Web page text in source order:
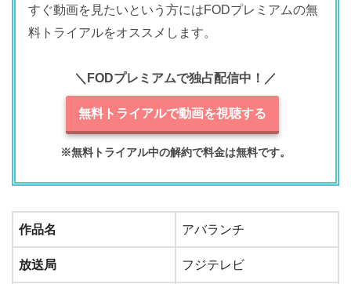
すぐ動画を見たいという方にはFODプレミアムの無
料トライアルをオススメします。
＼FODプレミアムで独占配信中！／
無料トライアルで動画を視聴する
※無料トライアル中の解約で料金は無料です。
作品名 アバランチ
放送局 フジテレビ